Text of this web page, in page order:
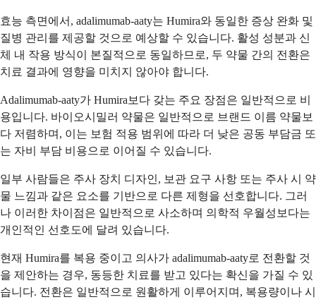
효능 측면에서, adalimumab-aaty는 Humira와 동일한 증상 완화 및
질병 관리를 제공할 것으로 예상할 수 있습니다. 활성 성분과 신
체 내 작용 방식이 본질적으로 동일하므로, 두 약물 간의 전환은
치료 결과에 영향을 미치지 않아야 합니다.
Adalimumab-aaty가 Humira보다 갖는 주요 장점은 일반적으로 비
용입니다. 바이오시밀러 약물은 일반적으로 브랜드 이름 약물보
다 저렴하며, 이는 보험 적용 범위에 따라 더 낮은 공동 부담금 또
는 자비 부담 비용으로 이어질 수 있습니다.
일부 사람들은 주사 장치 디자인, 보관 요구 사항 또는 주사 시 약
물 느낌과 같은 요소를 기반으로 다른 제형을 선호합니다. 그러
나 이러한 차이점은 일반적으로 사소하며 의학적 우월성보다는
개인적인 선호도에 달려 있습니다.
현재 Humira를 복용 중이고 의사가 adalimumab-aaty로 전환할 것
을 제안하는 경우, 동등한 치료를 받고 있다는 확신을 가질 수 있
습니다. 전환은 일반적으로 원활하게 이루어지며, 복용량이나 시